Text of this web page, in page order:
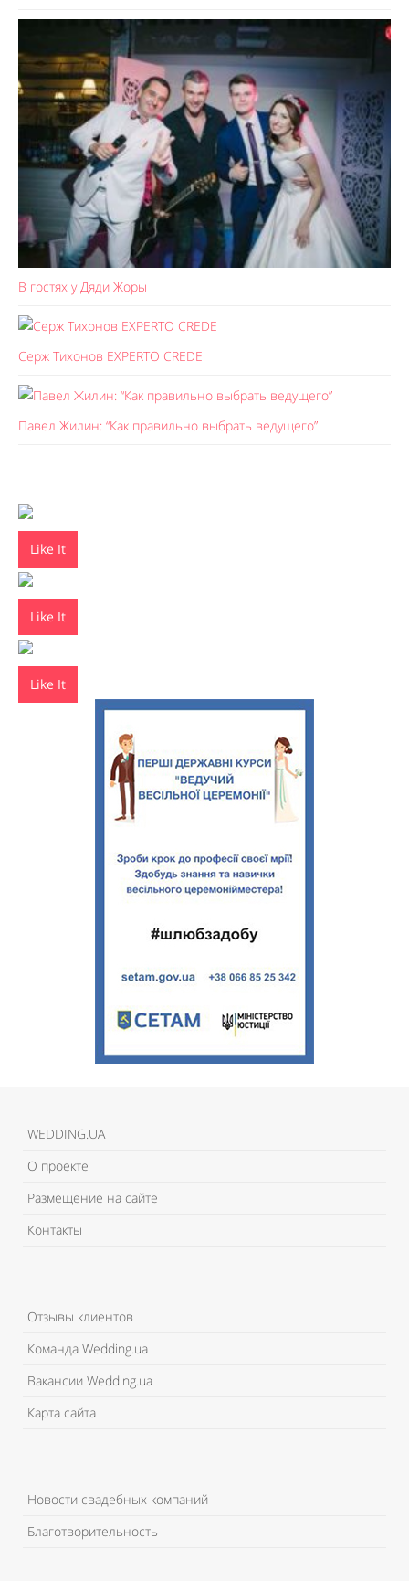
В гостях у Дяди Жоры
Серж Тихонов EXPERTO CREDE
Павел Жилин: “Как правильно выбрать ведущего”
Like It
Like It
Like It
WEDDING.UA
О проекте
Размещение на сайте
Контакты
Отзывы клиентов
Команда Wedding.ua
Вакансии Wedding.ua
Карта сайта
Новости свадебных компаний
Благотворительность